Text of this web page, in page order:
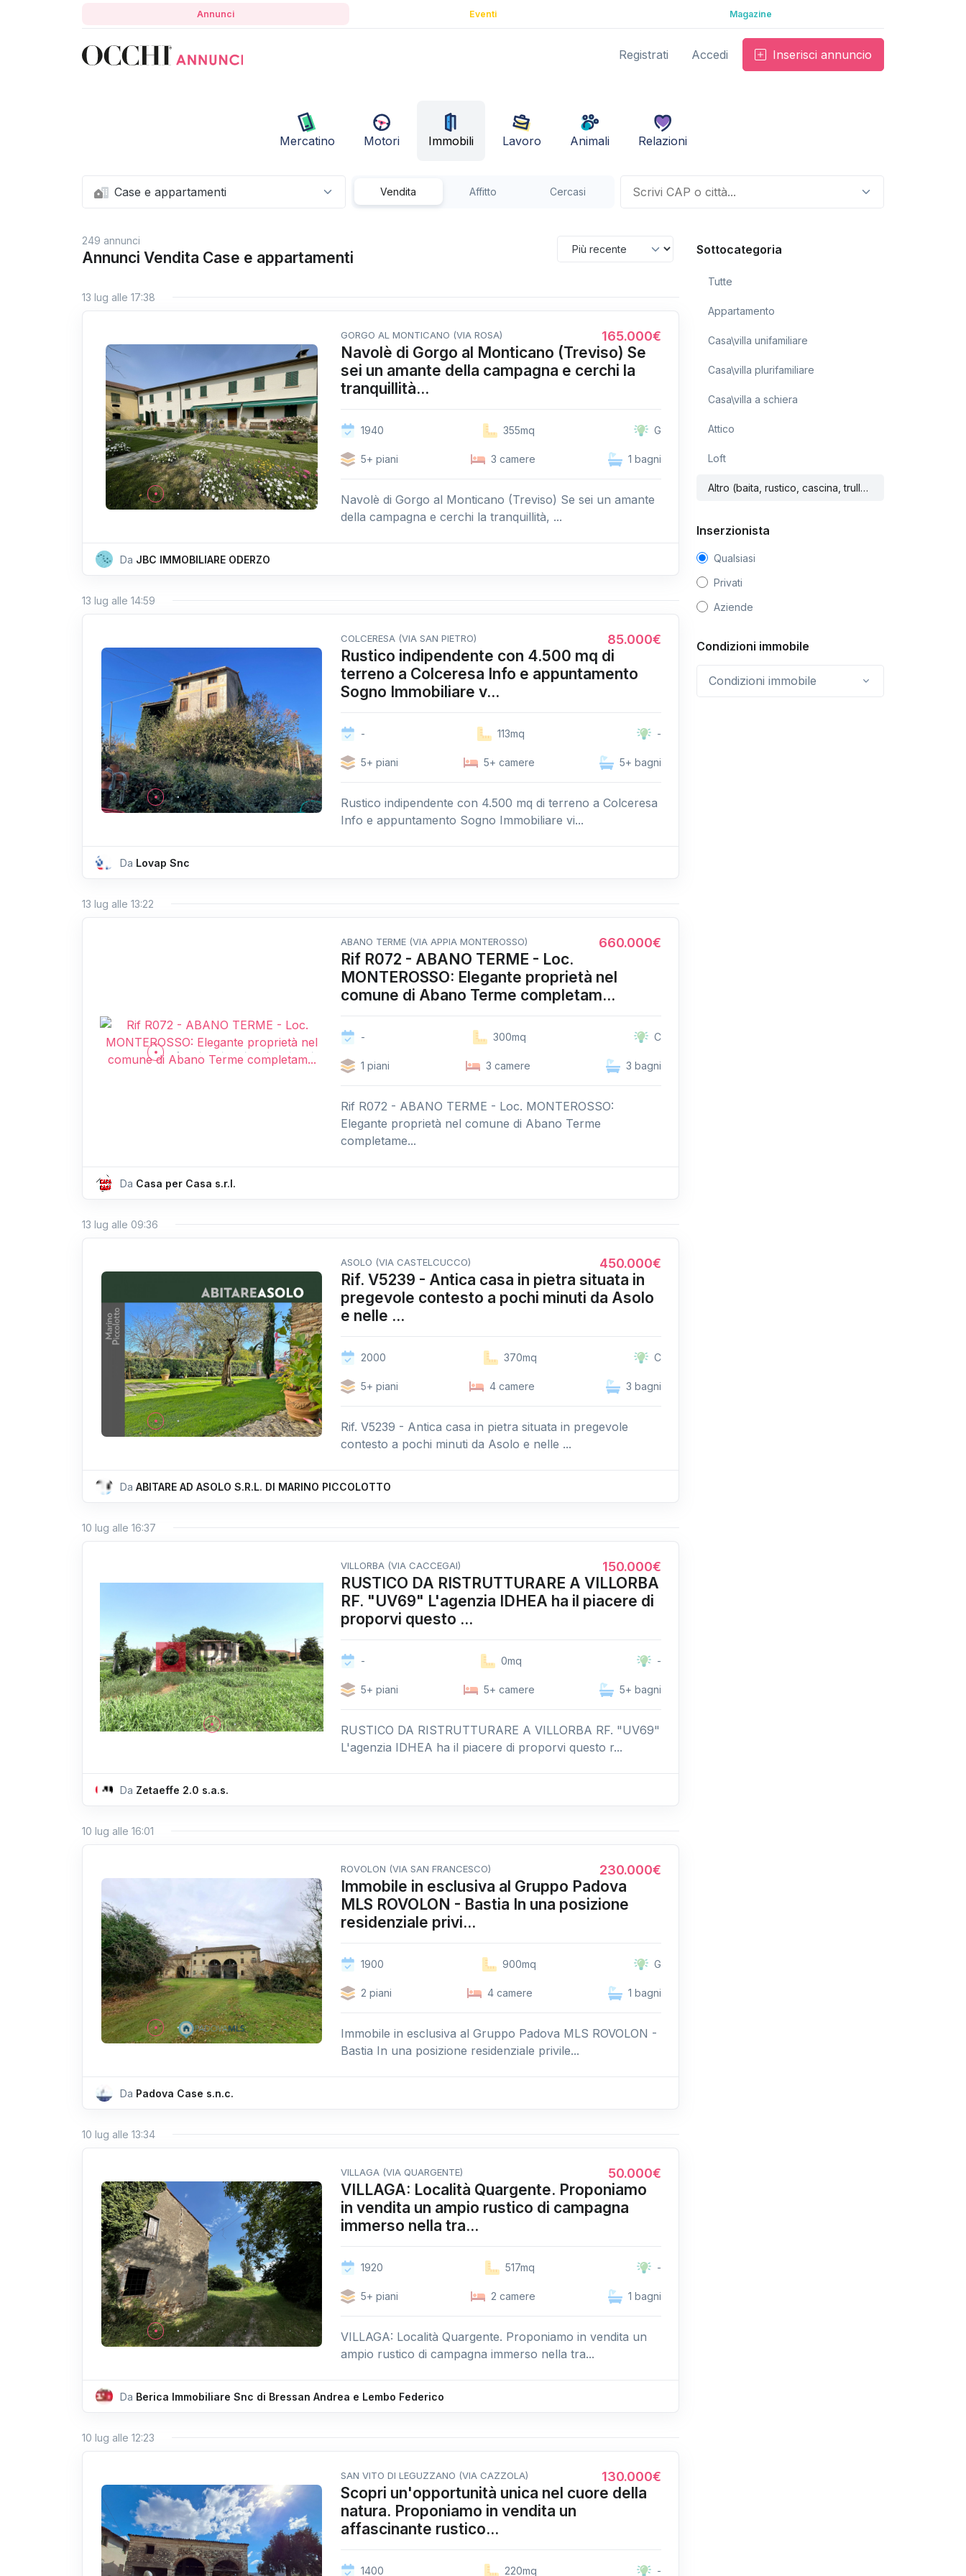
Annunci Eventi Magazine
Registrati Accedi Inserisci annuncio
Mercatino Motori Immobili Lavoro Animali Relazioni
Case e appartamenti Vendita Affitto Cercasi
Sottocategoria
Tutte
Appartamento
Casa\villa unifamiliare
Casa\villa plurifamiliare
Casa\villa a schiera
Attico
Loft
Altro (baita, rustico, cascina, trullo...)
Inserzionista
Qualsiasi
Privati
Aziende
Condizioni immobile
Condizioni immobile
249 annunci
Annunci Vendita Case e appartamenti
13 lug alle 17:38
GORGO AL MONTICANO (VIA ROSA) 165.000€
Navolè di Gorgo al Monticano (Treviso) Se
sei un amante della campagna e cerchi la
tranquillità...
1940 355mq G
5+ piani 3 camere 1 bagni
Navolè di Gorgo al Monticano (Treviso) Se sei un amante
della campagna e cerchi la tranquillità, ...
Da JBC IMMOBILIARE ODERZO
13 lug alle 14:59
COLCERESA (VIA SAN PIETRO) 85.000€
Rustico indipendente con 4.500 mq di
terreno a Colceresa Info e appuntamento
Sogno Immobiliare v...
- 113mq -
5+ piani 5+ camere 5+ bagni
Rustico indipendente con 4.500 mq di terreno a Colceresa
Info e appuntamento Sogno Immobiliare vi...
Da Lovap Snc
13 lug alle 13:22
ABANO TERME (VIA APPIA MONTEROSSO) 660.000€
Rif R072 - ABANO TERME - Loc.
MONTEROSSO: Elegante proprietà nel
comune di Abano Terme completam...
- 300mq C
1 piani 3 camere 3 bagni
Rif R072 - ABANO TERME - Loc. MONTEROSSO:
Elegante proprietà nel comune di Abano Terme
completame...
Da Casa per Casa s.r.l.
13 lug alle 09:36
ASOLO (VIA CASTELCUCCO) 450.000€
Rif. V5239 - Antica casa in pietra situata in
pregevole contesto a pochi minuti da Asolo
e nelle ...
2000 370mq C
5+ piani 4 camere 3 bagni
Rif. V5239 - Antica casa in pietra situata in pregevole
contesto a pochi minuti da Asolo e nelle ...
Da ABITARE AD ASOLO S.R.L. DI MARINO PICCOLOTTO
10 lug alle 16:37
VILLORBA (VIA CACCEGAI) 150.000€
RUSTICO DA RISTRUTTURARE A VILLORBA
RF. "UV69" L'agenzia IDHEA ha il piacere di
proporvi questo ...
- 0mq -
5+ piani 5+ camere 5+ bagni
RUSTICO DA RISTRUTTURARE A VILLORBA RF. "UV69"
L'agenzia IDHEA ha il piacere di proporvi questo r...
Da Zetaeffe 2.0 s.a.s.
10 lug alle 16:01
ROVOLON (VIA SAN FRANCESCO) 230.000€
Immobile in esclusiva al Gruppo Padova
MLS ROVOLON - Bastia In una posizione
residenziale privi...
1900 900mq G
2 piani 4 camere 1 bagni
Immobile in esclusiva al Gruppo Padova MLS ROVOLON -
Bastia In una posizione residenziale privile...
Da Padova Case s.n.c.
10 lug alle 13:34
VILLAGA (VIA QUARGENTE) 50.000€
VILLAGA: Località Quargente. Proponiamo
in vendita un ampio rustico di campagna
immerso nella tra...
1920 517mq -
5+ piani 2 camere 1 bagni
VILLAGA: Località Quargente. Proponiamo in vendita un
ampio rustico di campagna immerso nella tra...
Da Berica Immobiliare Snc di Bressan Andrea e Lembo Federico
10 lug alle 12:23
SAN VITO DI LEGUZZANO (VIA CAZZOLA) 130.000€
Scopri un'opportunità unica nel cuore della
natura. Proponiamo in vendita un
affascinante rustico...
1400 220mq -